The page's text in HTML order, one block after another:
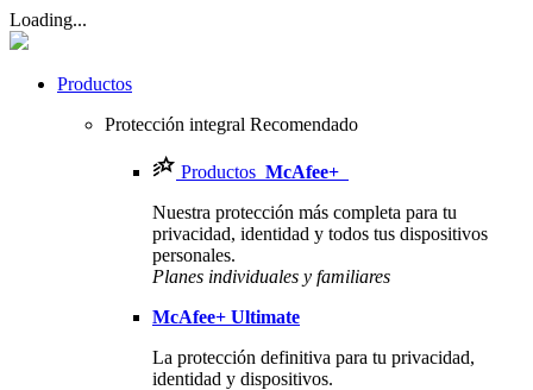
Loading...
Productos
Protección integral Recomendado
Productos McAfee+
Nuestra protección más completa para tu
privacidad, identidad y todos tus dispositivos
personales.​
Planes individuales y familiares
McAfee+ Ultimate
La protección definitiva para tu privacidad,
identidad y dispositivos.